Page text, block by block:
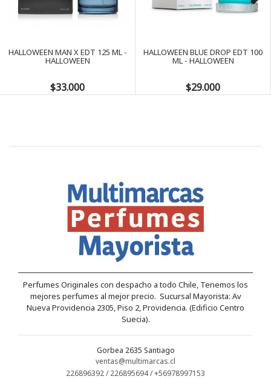
HALLOWEEN MAN X EDT 125 ML -
HALLOWEEN
$33.000
HALLOWEEN BLUE DROP EDT 100
ML - HALLOWEEN
$29.000
Perfumes Originales con despacho a todo Chile, Tenemos los
mejores perfumes al mejor precio. Sucursal Mayorista: Av
Nueva Providencia 2305, Piso 2, Providencia. (Edificio Centro
Suecia).
Gorbea 2635 Santiago
ventas@multimarcas.cl
226896392 / 226895694 / +56978997153